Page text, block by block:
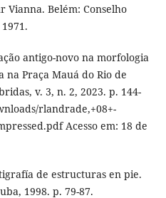
Belém: Conselho
antigo-novo na morfologia
na Praça Mauá do Rio de
v. 3, n. 2, 2023. p. 144-
rlandrade,+08+-
Acesso em: 18 de
de estructuras en pie.
1998. p. 79-87.